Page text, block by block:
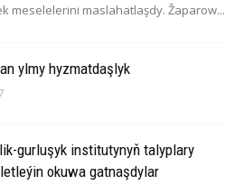
meselelerini maslahatlaşdy. Žaparow...
ylmy hyzmatdaşlyk
gurluşyk institutynyň talyplary
okuwa gatnaşdylar